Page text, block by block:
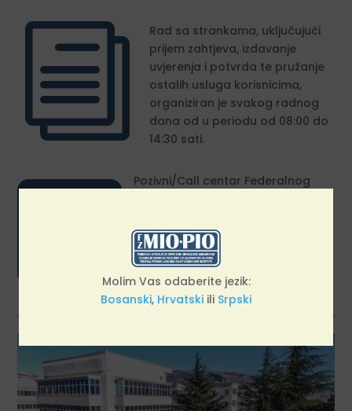
i
Rad sa strankama, uključujući
prijem zahtjeva, izdavanje
uvjerenja i potvrda te pružanje
ostalih usluga korisnicima,
organiziran je svakog radnog
dana od u periodu od 08:00 do
14:30 sati.
Pozivni/Call centar Federalnog
od 09:00 do 13:30 sati.
Molim Vas odaberite jezik:
Bosanski, Hrvatski ili Srpski